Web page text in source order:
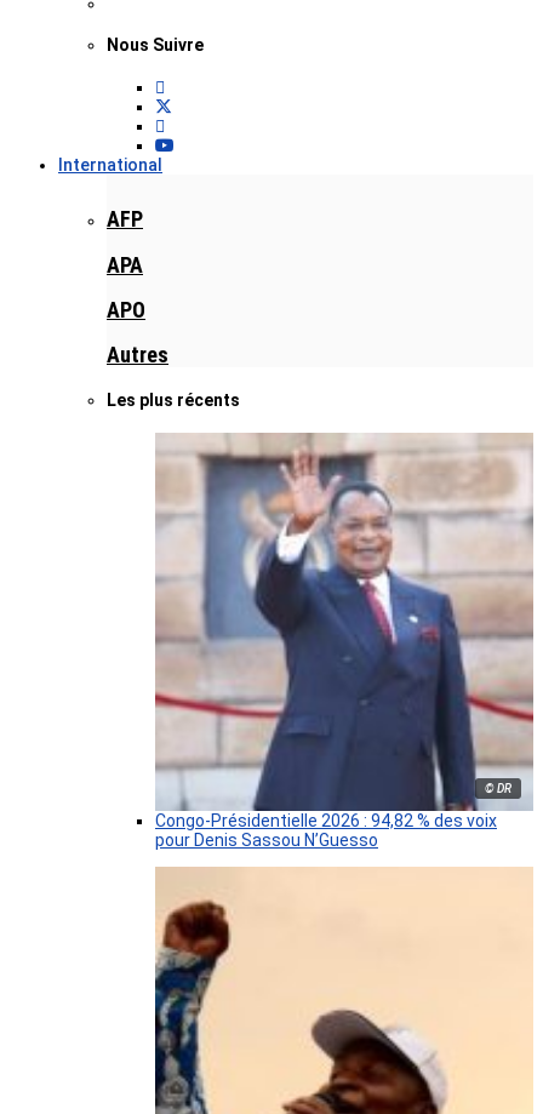
Nous Suivre
International
AFP
APA
APO
Autres
Les plus récents
© DR
Congo-Présidentielle 2026 : 94,82 % des voix
pour Denis Sassou N’Guesso